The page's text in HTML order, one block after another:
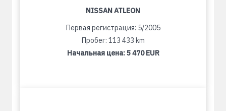
NISSAN ATLEON
Первая регистрация: 5/2005
Пробег: 113 433 km
Начальная цена:5 470 EUR